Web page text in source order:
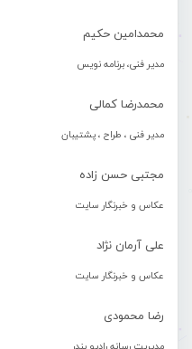
محمدامین حکیم
مدیر فنی، برنامه نویس
محمدرضا کمالی
مدیر فنی ، طراح ، پشتیبان
مجتبی حسن زاده
عکاس و خبرنگار سایت
علی آرمان نژاد
عکاس و خبرنگار سایت
رضا محمودی